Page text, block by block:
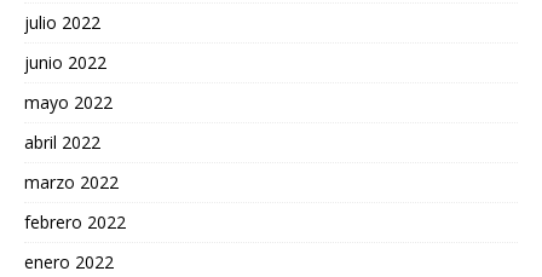
julio 2022
junio 2022
mayo 2022
abril 2022
marzo 2022
febrero 2022
enero 2022